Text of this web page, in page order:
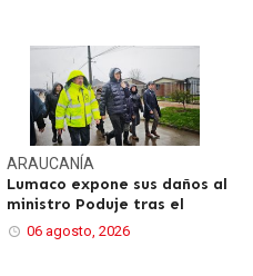
ARAUCANÍA
Lumaco expone sus daños al
ministro Poduje tras el
06 agosto, 2026